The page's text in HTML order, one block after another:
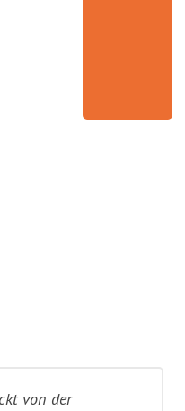
von der